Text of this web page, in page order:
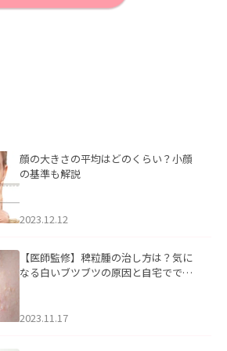
顔の大きさの平均はどのくらい？小顔
の基準も解説
2023.12.12
【医師監修】稗粒腫の治し方は？気に
なる白いブツブツの原因と自宅ででき
2023.11.17